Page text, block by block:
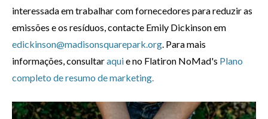
interessada em trabalhar com fornecedores para reduzir as
emissões e os resíduos, contacte Emily Dickinson em
edickinson@madisonsquarepark.org. Para mais
informações, consultaraquie no Flatiron NoMad's Plano
completo de resumo de marketing.